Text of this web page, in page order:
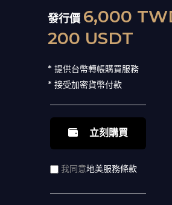
發行價 6,000
200 USDT
* 提供台幣轉帳購買服務
* 接受加密貨幣付款
立刻購買
我同意地美服務條款